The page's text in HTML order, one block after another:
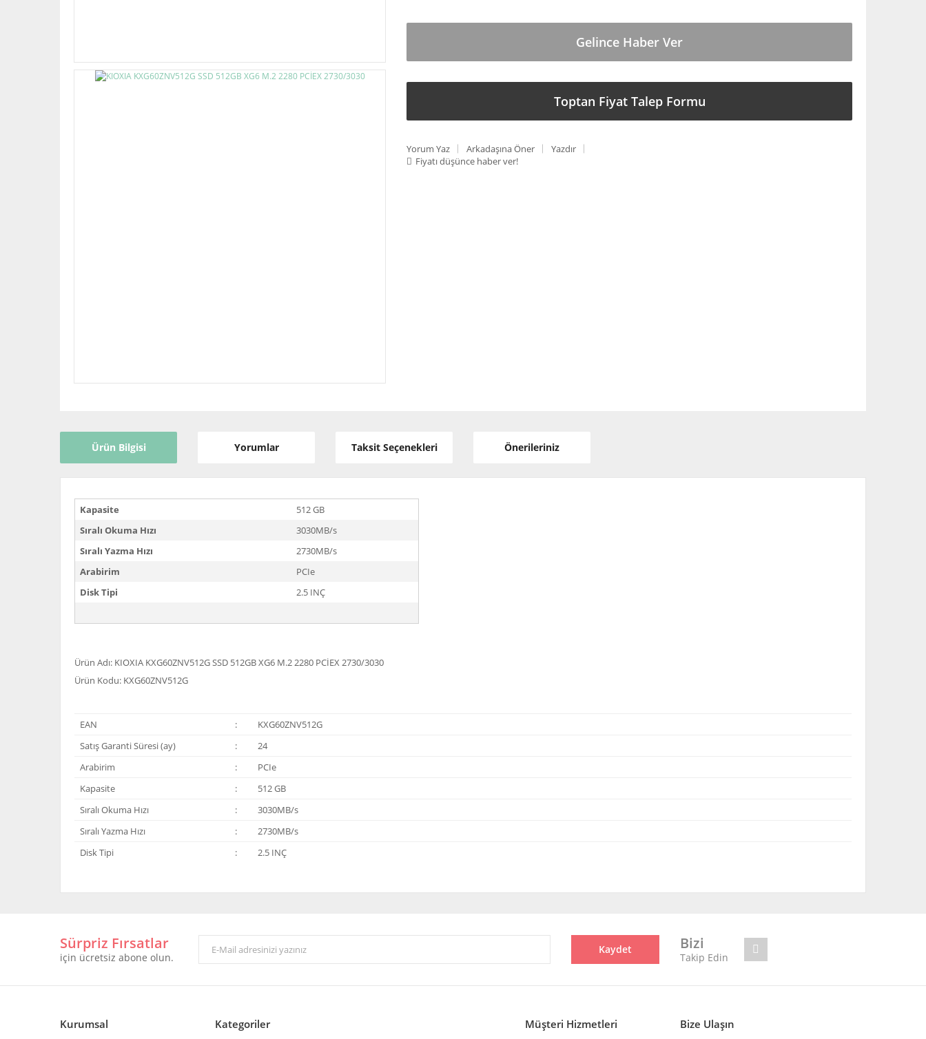
Gelince Haber Ver
Toptan Fiyat Talep Formu
Yorum Yaz Arkadaşına Öner
Yazdır
Fiyatı düşünce haber ver!
Ürün Bilgisi Yorumlar Taksit Seçenekleri Önerileriniz
Kapasite
512 GB
Sıralı Okuma Hızı
3030MB/s
Sıralı Yazma Hızı
2730MB/s
Arabirim
PCIe
Disk Tipi
2.5 INÇ
Ürün Adı: KIOXIA KXG60ZNV512G SSD 512GB XG6 M.2 2280 PCİEX 2730/3030
Ürün Kodu: KXG60ZNV512G
EAN :
KXG60ZNV512G
Satış Garanti Süresi (ay)
:
24
Arabirim
:
PCIe
Kapasite
:
512 GB
Sıralı Okuma Hızı
:
3030MB/s
Sıralı Yazma Hızı
:
2730MB/s
Disk Tipi
: 2.5 INÇ
Ürün resmi kalitesiz, bozuk veya görüntülenemiyor.
Ürün açıklamasında eksik bilgiler bulunuyor.
Sürpriz Fırsatlar
için ücretsiz abone olun.
Kaydet Bizi
Takip Edin
Kurumsal Kategoriler Müşteri Hizmetleri Bize Ulaşın